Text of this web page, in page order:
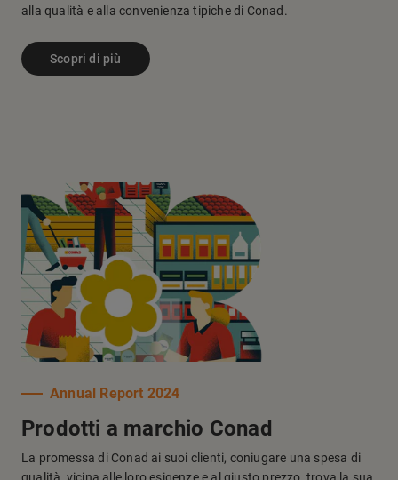
alla qualità e alla convenienza tipiche di Conad.
Scopri di più
Annual Report 2024
Prodotti a marchio Conad
La promessa di Conad ai suoi clienti, coniugare una spesa di